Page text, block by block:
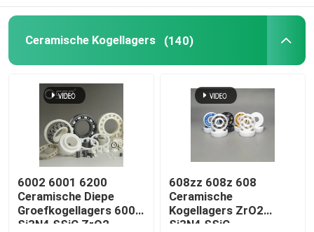
Zirconiumdioxyde Ceramisch Lager
Het mechanische Verzegelen
Ceramische Kogellagers (140)
6002 6001 6200
Ceramische Diepe
Groefkogellagers 6000
Si3N4 SSiC ZrO2
608zz 608z 608
Ceramische
Kogellagers ZrO2
Si3N4 SSiC